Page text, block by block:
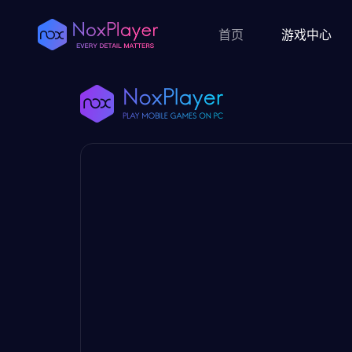
首页 游戏中心